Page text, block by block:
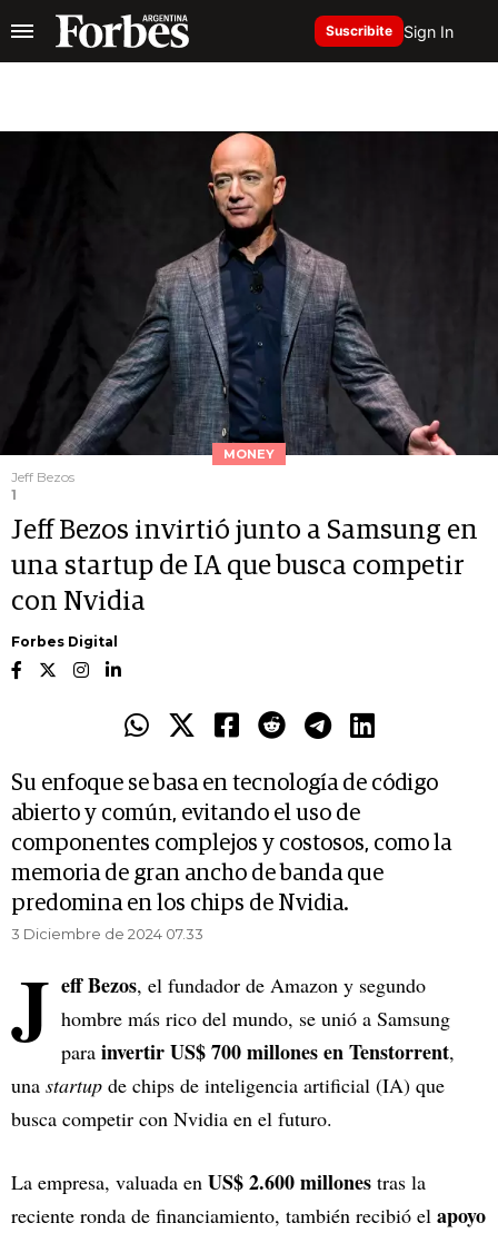
Suscribite Sign In
MONEY
Jeff Bezos
1
Jeff Bezos invirtió junto a Samsung en
una startup de IA que busca competir
con Nvidia
Forbes Digital
Su enfoque se basa en tecnología de código
abierto y común, evitando el uso de
componentes complejos y costosos, como la
memoria de gran ancho de banda que
predomina en los chips de Nvidia.
3 Diciembre de 2024 07.33
J eff Bezos, el fundador de Amazon y segundo
hombre más rico del mundo, se unió a Samsung
para invertir US$ 700 millones en Tenstorrent,
una startup de chips de inteligencia artificial (IA) que
busca competir con Nvidia en el futuro.
La empresa, valuada en US$ 2.600 millones tras la
reciente ronda de financiamiento, también recibió el apoyo